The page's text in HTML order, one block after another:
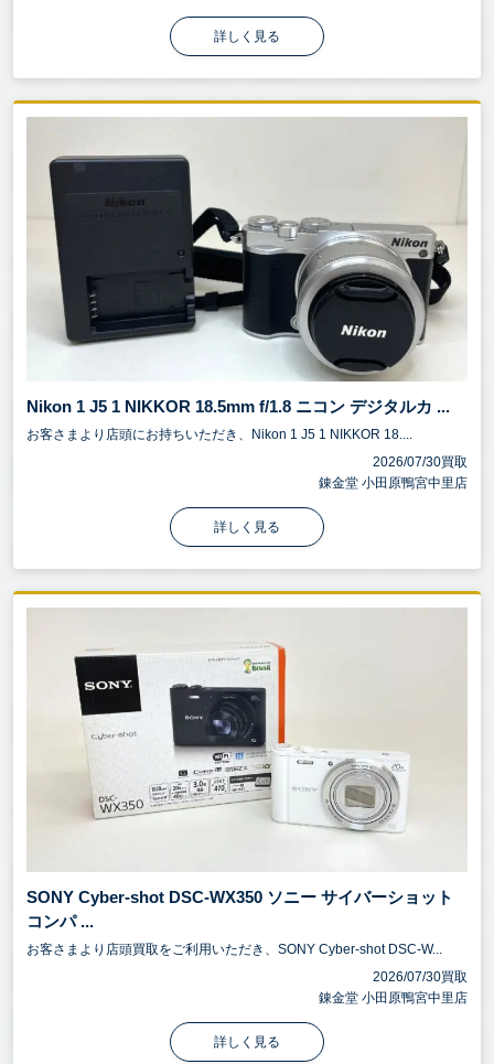
詳しく見る
Nikon 1 J5 1 NIKKOR 18.5mm f/1.8 ニコン デジタルカ ...
お客さまより店頭にお持ちいただき、Nikon 1 J5 1 NIKKOR 18....
2026/07/30買取
錬金堂 小田原鴨宮中里店
詳しく見る
SONY Cyber-shot DSC-WX350 ソニー サイバーショット
コンパ ...
お客さまより店頭買取をご利用いただき、SONY Cyber-shot DSC-W...
2026/07/30買取
錬金堂 小田原鴨宮中里店
詳しく見る